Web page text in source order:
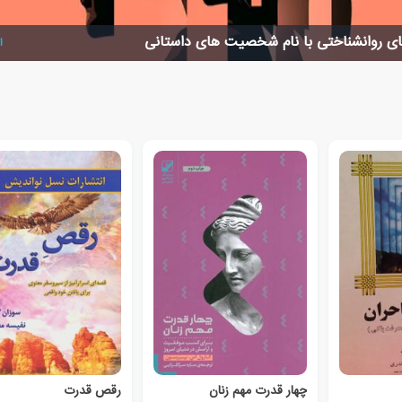
روانشناختی با نام شخصیت های داستانی
چهار قدرت مهم زنان رقص قدرت